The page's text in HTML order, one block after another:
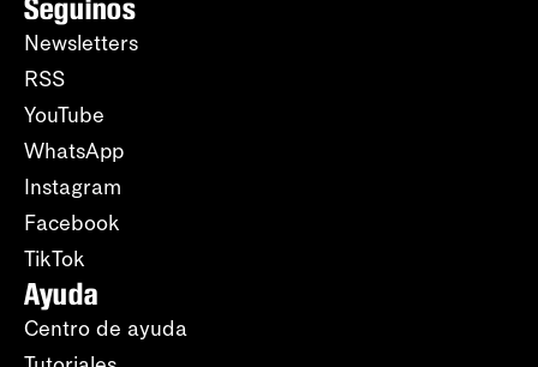
Seguinos
Newsletters
RSS
YouTube
WhatsApp
Instagram
Facebook
TikTok
Ayuda
Centro de ayuda